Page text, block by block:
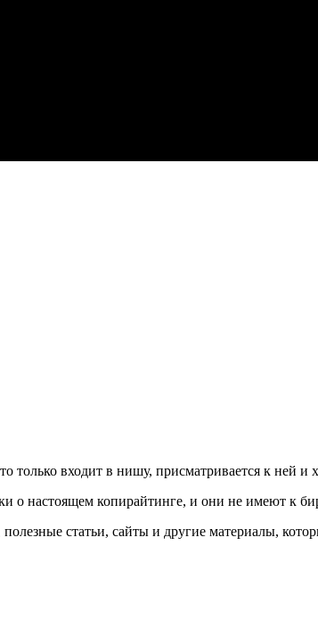
входит в нишу, присматривается к ней и
о настоящем копирайтинге, и они не имеют к
статьи, сайты и другие материалы,